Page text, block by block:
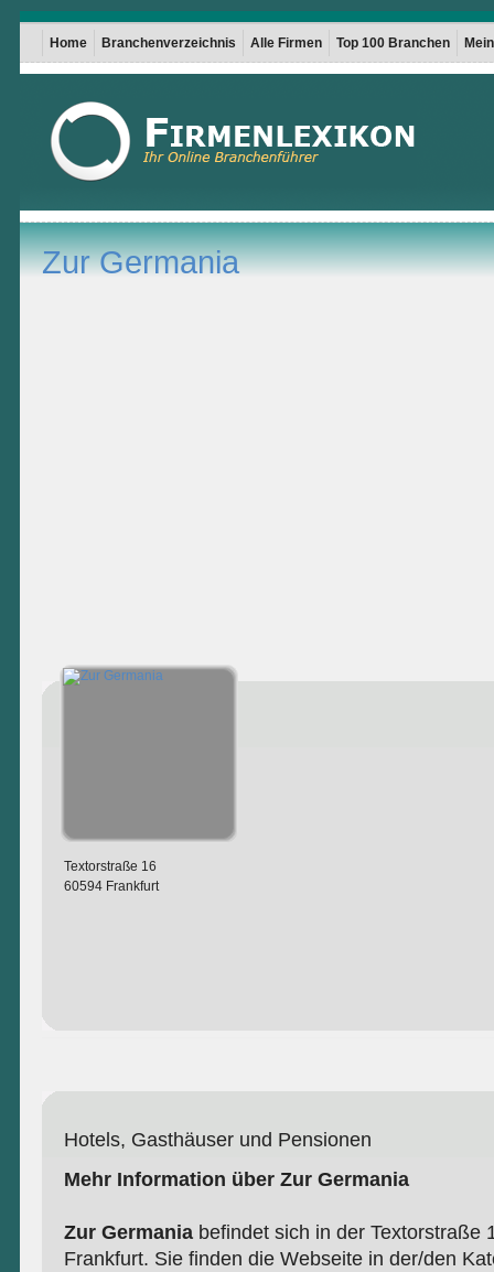
Home Branchenverzeichnis Alle Firmen Top 100 Branchen
Zur Germania
Textorstraße 16
60594 Frankfurt
Hotels, Gasthäuser und Pensionen
Mehr Information über Zur Germania
Zur Germaniabefindet sich in der Textorstraße
Frankfurt. Sie finden die Webseite in der/den